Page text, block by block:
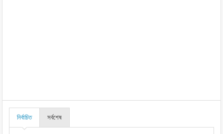
নির্বাচিত সর্বশেষ